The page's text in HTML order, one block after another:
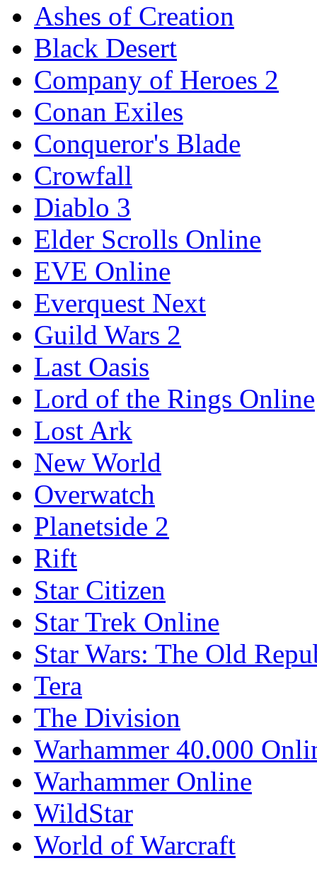
Ashes of Creation
Black Desert
Company of Heroes 2
Conan Exiles
Conqueror's Blade
Crowfall
Diablo 3
Elder Scrolls Online
EVE Online
Everquest Next
Guild Wars 2
Last Oasis
Lord of the Rings Online
Lost Ark
New World
Overwatch
Planetside 2
Rift
Star Citizen
Star Trek Online
Star Wars: The Old
Tera
The Division
Warhammer 40.000
Warhammer Online
WildStar
World of Warcraft